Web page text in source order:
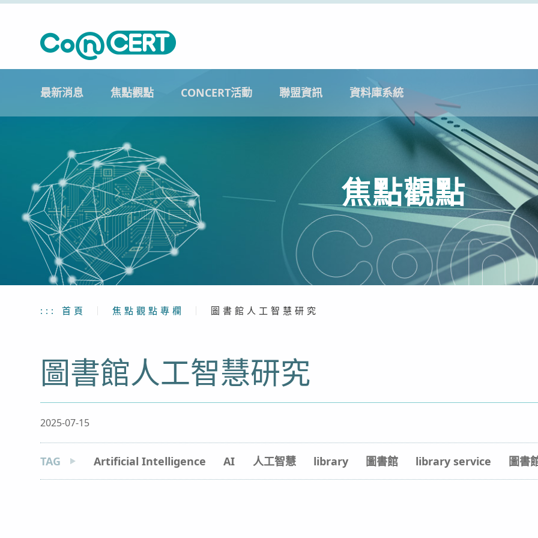
最新消息 焦點觀點 CONCERT活動 聯盟資訊 資料庫系統
焦點觀點
:::首頁 焦點觀點專欄 圖書館人工智慧研究
圖書館人工智慧研究
2025-07-15
TAG Artificial Intelligence AI 人工智慧 library 圖書館 library service 圖書